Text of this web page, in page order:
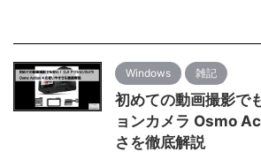
Windows 雑記
初めての動画撮影で
ョンカメラ Osmo
さを徹底解説